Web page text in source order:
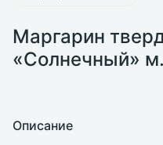
Маргарин
«Солнечный»
Описание